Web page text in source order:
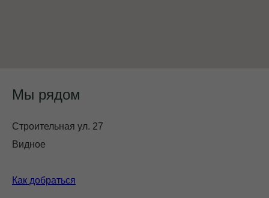
Мы рядом
Строительная ул. 27
Видное
Как добраться